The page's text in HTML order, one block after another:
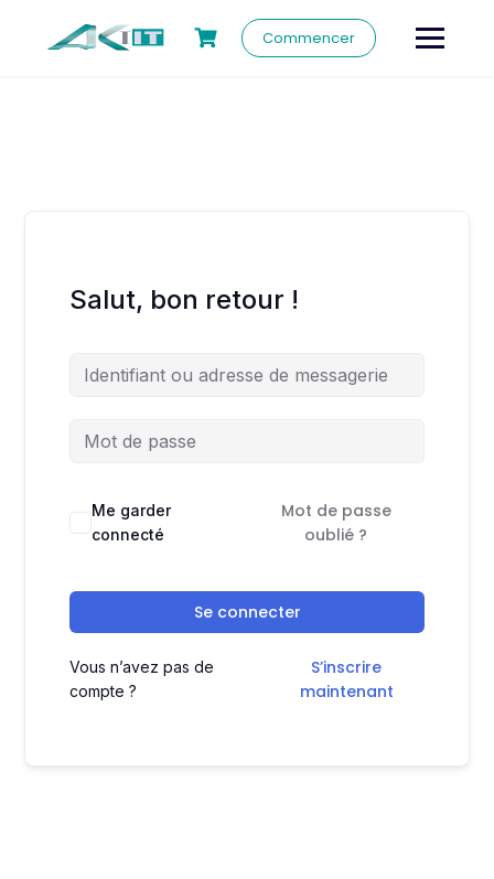
Commencer
Salut, bon retour !
Me garder
connecté
Mot de passe
oublié ?
Se connecter
Vous n’avez pas de
compte ?
S’inscrire
maintenant